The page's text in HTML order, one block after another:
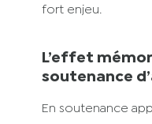
fort enjeu.
L’effet
soutenance
En soutenance